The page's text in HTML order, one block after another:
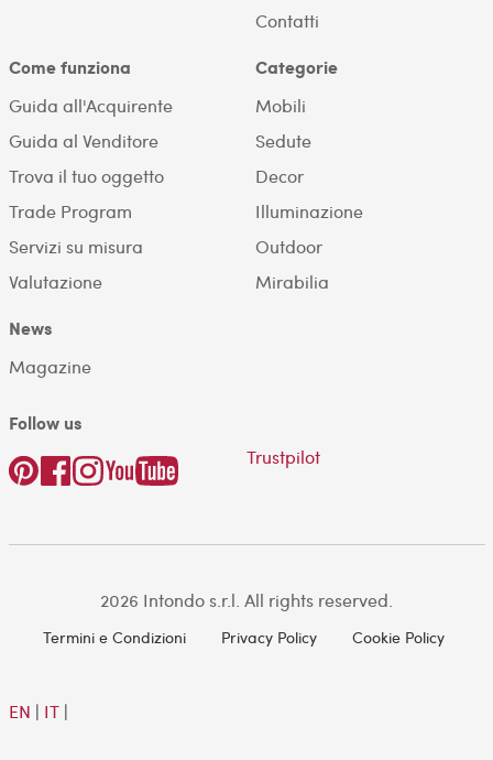
Contatti
Come funziona
Guida all'Acquirente
Guida al Venditore
Trova il tuo oggetto
Trade Program
Servizi su misura
Valutazione
Categorie
Mobili
Sedute
Decor
Illuminazione
Outdoor
Mirabilia
News
Magazine
Follow us
Trustpilot
2026 Intondo s.r.l. All rights reserved.
Termini e Condizioni Privacy Policy Cookie Policy
EN | IT|